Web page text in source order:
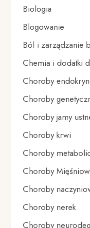
Biologia
Blogowanie
Ból i zarządzanie
Chemia i dodatki
Choroby
Choroby
Choroby jamy
Choroby krwi
Choroby
Choroby
Choroby
Choroby nerek
Choroby